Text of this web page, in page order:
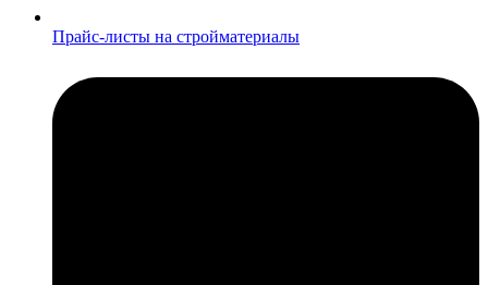
Прайс-листы на стройматериалы